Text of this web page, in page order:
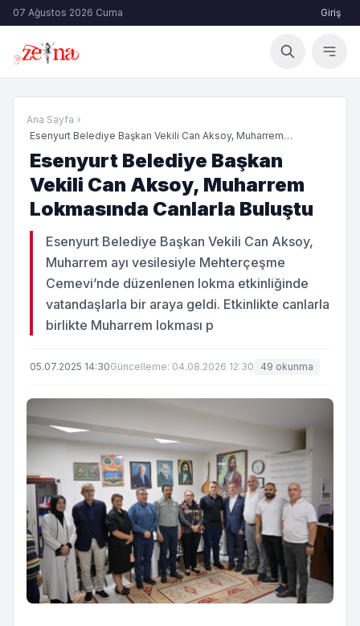
07 Ağustos 2026 Cuma Giriş
Ana Sayfa ›
Esenyurt Belediye Başkan Vekili Can Aksoy, Muharrem
Esenyurt Belediye Başkan
Vekili Can Aksoy, Muharrem
Lokmasında Canlarla Buluştu
Esenyurt Belediye Başkan Vekili Can Aksoy,
Muharrem ayı vesilesiyle Mehterçeşme
Cemevi’nde düzenlenen lokma etkinliğinde
vatandaşlarla bir araya geldi. Etkinlikte canlarla
birlikte Muharrem lokması p
05.07.2025 14:30Güncelleme: 04.08.2026 12:30 49 okunma